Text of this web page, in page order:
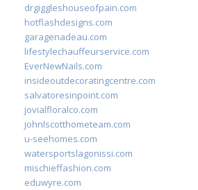
drgiggleshouseofpain.com
hotflashdesigns.com
garagenadeau.com
lifestylechauffeurservice.com
EverNewNails.com
insideoutdecoratingcentre.com
salvatoresinpoint.com
jovialfloralco.com
johnlscotthometeam.com
u-seehomes.com
watersportslagonissi.com
mischieffashion.com
eduwyre.com